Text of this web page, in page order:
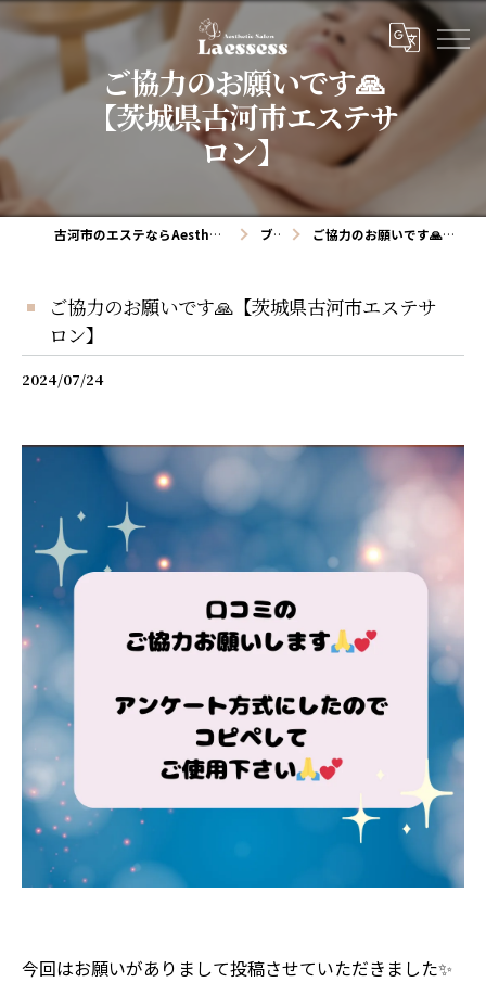
ご協力のお願いです🙏
【茨城県古河市エステサ
ロン】
古河市のエステならAesthetic salon Laessess(ラエッセス) ブログ ご協力のお願いです🙏【茨城県古河市エステサロン】
ご協力のお願いです🙏【茨城県古河市エステサ
ロン】
2024/07/24
今回はお願いがありまして投稿させていただきました✨